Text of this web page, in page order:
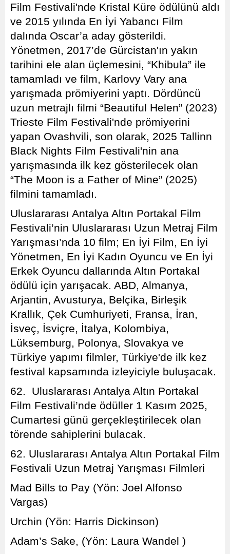
Film Festivali'nde Kristal Küre ödülünü aldı
ve 2015 yılında En İyi Yabancı Film
dalında Oscar’a aday gösterildi.
Yönetmen, 2017’de Gürcistan'ın yakın
tarihini ele alan üçlemesini, “Khibula” ile
tamamladı ve film, Karlovy Vary ana
yarışmada prömiyerini yaptı. Dördüncü
uzun metrajlı filmi “Beautiful Helen” (2023)
Trieste Film Festivali'nde prömiyerini
yapan Ovashvili, son olarak, 2025 Tallinn
Black Nights Film Festivali'nin ana
yarışmasında ilk kez gösterilecek olan
“The Moon is a Father of Mine” (2025)
filmini tamamladı.
Uluslararası Antalya Altın Portakal Film
Festivali’nin Uluslararası Uzun Metraj Film
Yarışması’nda 10 film; En İyi Film, En İyi
Yönetmen, En İyi Kadın Oyuncu ve En İyi
Erkek Oyuncu dallarında Altın Portakal
ödülü için yarışacak. ABD, Almanya,
Arjantin, Avusturya, Belçika, Birleşik
Krallık, Çek Cumhuriyeti, Fransa, İran,
İsveç, İsviçre, İtalya, Kolombiya,
Lüksemburg, Polonya, Slovakya ve
Türkiye yapımı filmler, Türkiye'de ilk kez
festival kapsamında izleyiciyle buluşacak.
62. Uluslararası Antalya Altın Portakal
Film Festivali’nde ödüller 1 Kasım 2025,
Cumartesi günü gerçekleştirilecek olan
törende sahiplerini bulacak.
62. Uluslararası Antalya Altın Portakal Film
Festivali Uzun Metraj Yarışması Filmleri
Mad Bills to Pay (Yön: Joel Alfonso
Vargas)
Urchin (Yön: Harris Dickinson)
Adam’s Sake, (Yön: Laura Wandel )